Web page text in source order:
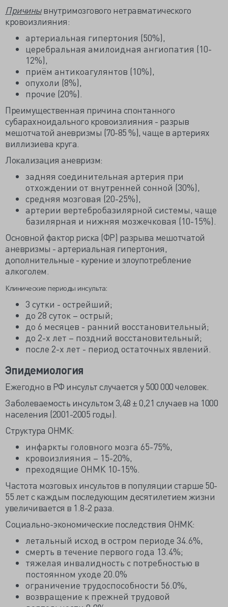
Причинывнутримозгового нетравматического
кровоизлияния:
артериальная гипертония (50%),
церебральная амилоидная ангиопатия (10-
12%),
приём антикоагулянтов (10%),
опухоли (8%),
прочие (20%).
Преимущественная причина спонтанного
субарахноидального кровоизлияния - разрыв
мешотчатой аневризмы (70-85 %), чаще в артериях
виллизиева круга.
Локализация аневризм:
задняя соединительная артерия при
отхождении от внутренней сонной (30%),
средняя мозговая (20-25%),
артерии вертебробазилярной системы, чаще
базилярная и нижняя мозжечковая (10-15%).
Основной фактор риска (ФР) разрыва мешотчатой
аневризмы - артериальная гипертония,
дополнительные - курение и злоупотребление
алкоголем.
Клинические периоды инсульта:
3 сутки - острейший;
до 28 суток – острый;
до 6 месяцев - ранний восстановительный;
до 2-х лет – поздний восстановительный;
после 2-х лет - период остаточных явлений.
Эпидемиология
Ежегодно в РФ инсульт случается у 500 000 человек.
Заболеваемость инсультом 3,48 ± 0,21 случаев на 1000
населения (2001-2005 годы).
Структура ОНМК:
инфаркты головного мозга 65-75%,
кровоизлияния – 15-20%,
преходящие ОНМК 10-15%.
Частота мозговых инсультов в популяции старше 50-
55 лет с каждым последующим десятилетием жизни
увеличивается в 1.8-2 раза.
Социально-экономические последствия ОНМК:
летальный исход в остром периоде 34.6%,
смерть в течение первого года 13.4%;
тяжелая инвалидность с потребностью в
постоянном уходе 20.0%
ограничение трудоспособности 56.0%,
возвращение к прежней трудовой